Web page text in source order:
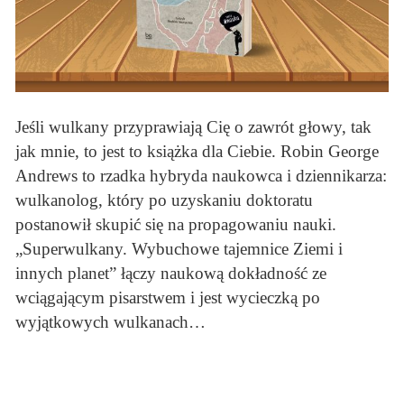
Jeśli wulkany przyprawiają Cię o zawrót głowy, tak
jak mnie, to jest to książka dla Ciebie. Robin George
Andrews to rzadka hybryda naukowca i dziennikarza:
wulkanolog, który po uzyskaniu doktoratu
postanowił skupić się na propagowaniu nauki.
„Superwulkany. Wybuchowe tajemnice Ziemi i
innych planet” łączy naukową dokładność ze
wciągającym pisarstwem i jest wycieczką po
wyjątkowych wulkanach…